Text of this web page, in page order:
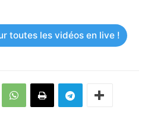
toutes les vidéos en live !